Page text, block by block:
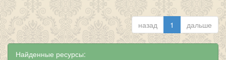
назад 1 дальше
Найденные ресурсы: